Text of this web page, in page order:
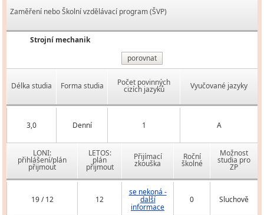
Zaměření nebo Školní vzdělávací program (ŠVP)
Strojní mechanik
porovnat
Délka studia Forma studia Počet povinných
cizích jazyků Vyučované jazyky
3,0 Denní 1 A
LONI:
přihlášení/plán
přijmout
LETOS:
plán
přijmout
Přijímací
zkouška
Roční
školné
Možnost
studia pro
ZP
19 / 12 12
se nekoná -
další
informace
0 Sluchově